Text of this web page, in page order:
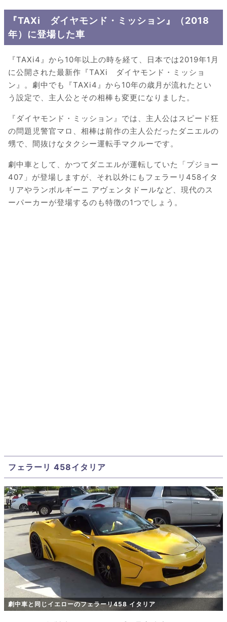
『TAXi ダイヤモンド・ミッション』（2018
年）に登場した車
『TAXi4』から10年以上の時を経て、日本では2019年1月
に公開された最新作『TAXi ダイヤモンド・ミッショ
ン』。劇中でも『TAXi4』から10年の歳月が流れたとい
う設定で、主人公とその相棒も変更になりました。
『ダイヤモンド・ミッション』では、主人公はスピード狂
の問題児警官マロ、相棒は前作の主人公だったダニエルの
甥で、間抜けなタクシー運転手マクルーです。
劇中車として、かつてダニエルが運転していた「プジョー
407」が登場しますが、それ以外にもフェラーリ458イタ
リアやランボルギーニ アヴェンタドールなど、現代のス
ーパーカーが登場するのも特徴の1つでしょう。
フェラーリ 458イタリア
劇中車と同じイエローのフェラーリ458 イタリア